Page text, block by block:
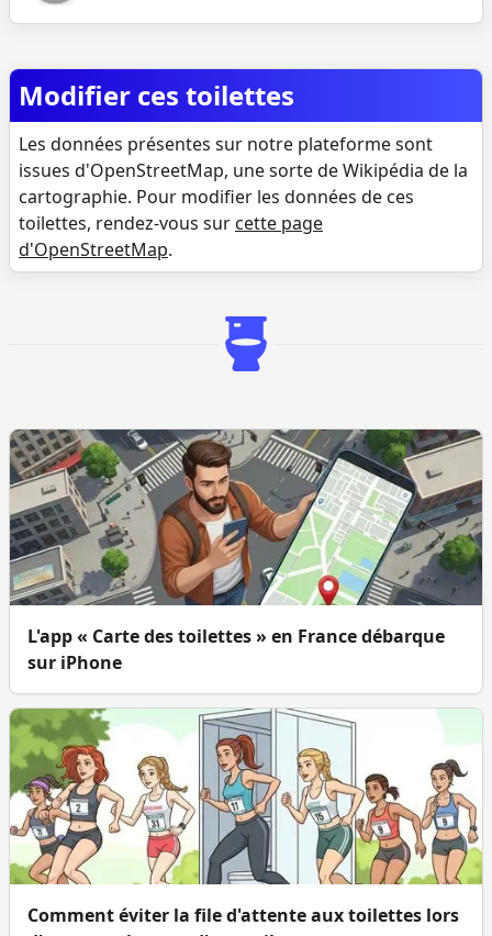
Modifier ces toilettes
Les données présentes sur notre plateforme sont
issues d'OpenStreetMap, une sorte de Wikipédia de la
cartographie. Pour modifier les données de ces
toilettes, rendez-vous sur cette page
d'OpenStreetMap.
L'app « Carte des toilettes » en France débarque
sur iPhone
Comment éviter la file d'attente aux toilettes lors